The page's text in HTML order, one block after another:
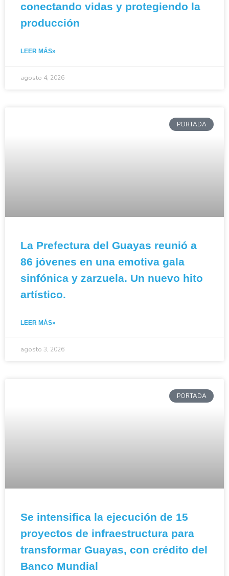
conectando vidas y protegiendo la
producción
LEER MÁS»
agosto 4, 2026
PORTADA
La Prefectura del Guayas reunió a
86 jóvenes en una emotiva gala
sinfónica y zarzuela. Un nuevo hito
artístico.
LEER MÁS»
agosto 3, 2026
PORTADA
Se intensifica la ejecución de 15
proyectos de infraestructura para
transformar Guayas, con crédito del
Banco Mundial